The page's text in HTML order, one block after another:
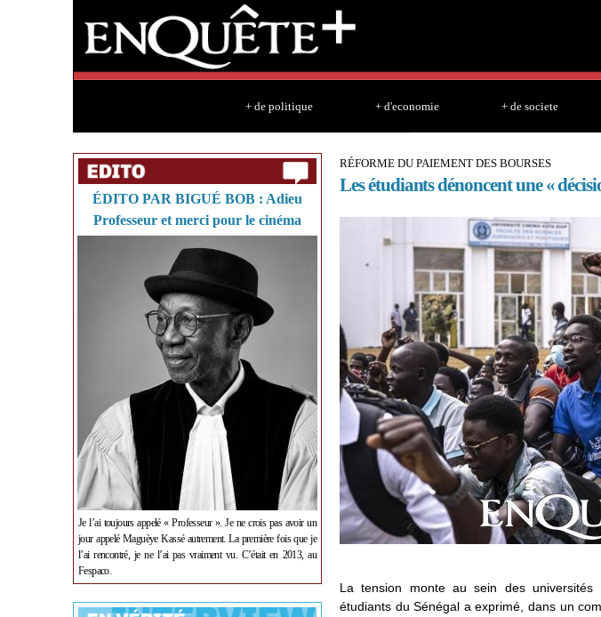
+ de politique + d'economie + de societe
ÉDITO PAR BIGUÉ BOB : Adieu
Professeur et merci pour le cinéma
Je l’ai toujours appelé « Professeur ». Je ne crois pas avoir un
jour appelé Maguèye Kassé autrement. La première fois que je
l’ai rencontré, je ne l’ai pas vraiment vu. C’était en 2013, au
Fespaco.
RÉFORME DU PAIEMENT DES BOURSES
Les étudiants dénoncent une «
La tension monte au sein des universités
étudiants du Sénégal a exprimé, dans un